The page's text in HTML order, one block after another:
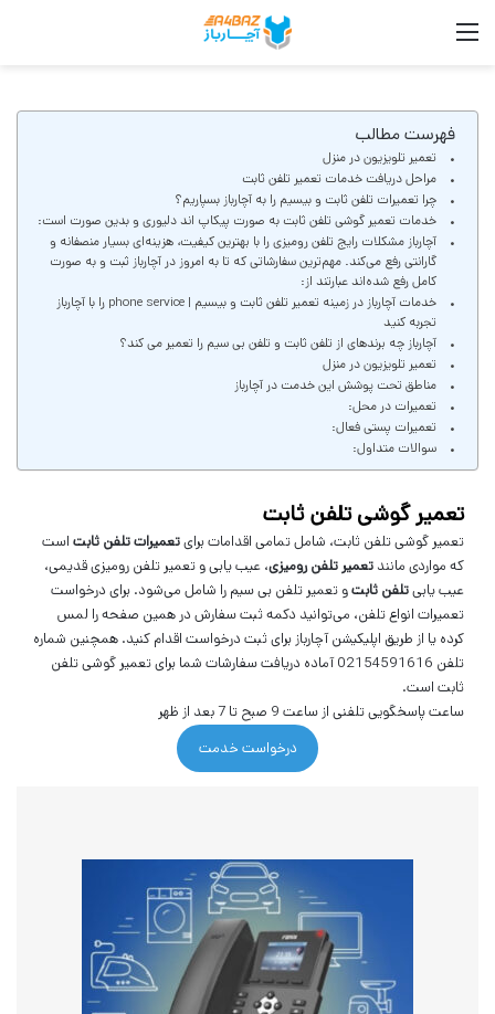
منو
فهرست مطالب
تعمیر تلویزیون در منزل
مراحل دریافت خدمات تعمیر تلفن ثابت
چرا تعمیرات تلفن ثابت و بیسیم را به آچارباز بسپاریم؟
خدمات تعمیر گوشی تلفن ثابت به صورت پیکاپ اند دلیوری و بدین صورت است:
آچارباز مشکلات رایج تلفن رومیزی را با بهترین کیفیت، هزینه‌ای بسیار منصفانه و
گارانتی رفع می‌کند. مهم‌ترین سفارشاتی که تا به امروز در آچارباز ثبت و به صورت
کامل رفع شده‌اند عبارتند از:
خدمات آچارباز در زمینه تعمیر تلفن ثابت و بیسیم | phone service را با آچارباز
تجربه کنید
آچارباز چه برندهای از تلفن ثابت و تلفن بی سیم را تعمیر می کند؟
تعمیر تلویزیون در منزل
مناطق تحت پوشش این خدمت در آچارباز
تعمیرات در محل:
تعمیرات پستی فعال:
سوالات متداول:
تعمیر گوشی تلفن ثابت
تعمیر گوشی تلفن ثابت، شامل تمامی اقدامات برایتعمیرات تلفن ثابت است
که مواردی مانند تعمیر تلفن رومیزی، عیب یابی و تعمیر تلفن رومیزی قدیمی،
عیب یابیتلفن ثابتو تعمیر تلفن بی سیم را شامل می‌شود. برای درخواست
تعمیرات انواع تلفن، می‌توانید دکمه ثبت سفارش در همین صفحه را لمس
کرده یا از طریق اپلیکیشن آچارباز برای ثبت درخواست اقدام کنید. همچنین شماره
تلفن 02154591616آماده دریافت سفارشات شما برای تعمیر گوشی تلفن
ثابت است.
ساعت پاسخگویی تلفنی از ساعت 9 صبح تا 7 بعد از ظهر
درخواست خدمت